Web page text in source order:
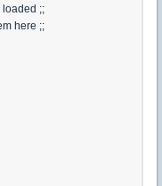
loaded ;;
here ;;